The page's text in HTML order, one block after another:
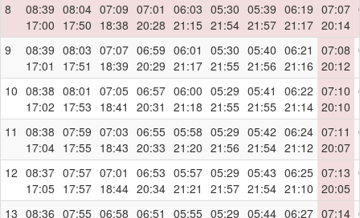
8
08:39
17:00
08:04
17:50
07:09
18:38
07:01
20:28
06:03
21:15
05:30
21:54
05:39
21:57
06:19
21:17
07:07
20:14
9
08:39
17:01
08:03
17:51
07:07
18:39
06:59
20:29
06:01
21:17
05:30
21:55
05:40
21:56
06:21
21:16
07:08
20:12
10 08:38
17:02
08:01
17:53
07:05
18:41
06:57
20:31
06:00
21:18
05:29
21:55
05:41
21:55
06:22
21:14
07:10
20:10
11
08:38
17:04
07:59
17:55
07:03
18:43
06:55
20:33
05:58
21:20
05:29
21:56
05:42
21:54
06:24
21:12
07:11
20:07
12 08:37
17:05
07:57
17:57
07:01
18:44
06:53
20:34
05:57
21:21
05:29
21:57
05:43
21:54
06:25
21:10
07:13
20:05
13 08:36 07:55 06:58 06:51
05:55 05:29 05:44 06:27 07:14